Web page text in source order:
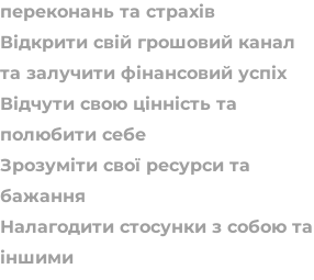
переконань та страхів
Відкрити свій грошовий канал
та залучити фінансовий успіх
Відчути свою цінність та
полюбити себе
Зрозуміти свої ресурси та
бажання
Налагодити стосунки з собою та
іншими